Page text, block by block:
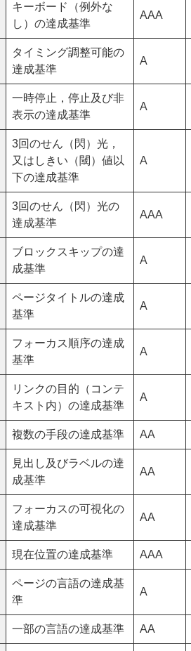
キーボード（例外な
し）の達成基準
AAA
タイミング調整可能の
達成基準
A
一時停止，停止及び非
表示の達成基準
A
3回のせん（閃）光，
又はしきい（閾）値以
下の達成基準
A
3回のせん（閃）光の
達成基準
AAA
ブロックスキップの達
成基準
A
ページタイトルの達成
基準
A
フォーカス順序の達成
基準
A
リンクの目的（コンテ
キスト内）の達成基準
A
複数の手段の達成基準 AA
見出し及びラベルの達
成基準
AA
フォーカスの可視化の
達成基準
AA
現在位置の達成基準 AAA
ページの言語の達成基
準
A
一部の言語の達成基準 AA